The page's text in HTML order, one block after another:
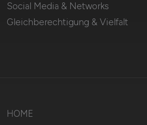
Social Media & Networks
Gleichberechtigung & Vielfalt
HOME